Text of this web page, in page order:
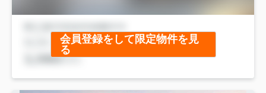
会員登録をして限定物件を見
る